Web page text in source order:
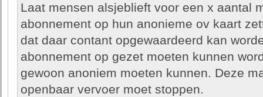
Laat mensen alsjeblieft voor een x aantal
abonnement op hun anonieme ov kaart
dat daar contant opgewaardeerd kan
abonnement op gezet moeten kunnen
gewoon anoniem moeten kunnen. Deze
openbaar vervoer moet stoppen.